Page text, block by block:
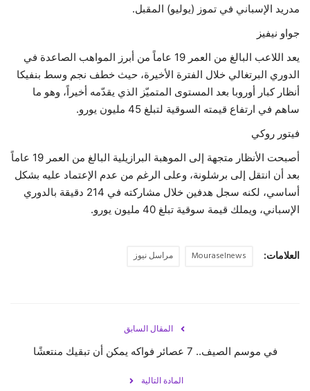
مدريد الإسباني في تموز (يوليو) المقبل.
جواو نيفيز
يعد اللاعب البالغ من العمر 19 عاماً من أبرز المواهب الصاعدة في
الدوري البرتغالي خلال الفترة الأخيرة، حيث خطف نجم وسط بنفيكا
أنظار كبار أوروبا بعد المستوى المتميّز الذي يقدّمه أخيراً، وهو ما
ساهم في ارتفاع قيمته السوقية لتبلغ 45 مليون يورو.
فيتور روكي
أصبحت الأنظار متجهة إلى الموهبة البرازيلية البالغ من العمر 19 عاماً
بعد أن انتقل إلى برشلونة، وعلى الرغم من عدم الإعتماد عليه بشكل
أساسي، لكنه سجل هدفين خلال مشاركته في 214 دقيقة بالدوري
الإسباني، ويملك قيمة سوقية تبلغ 40 مليون يورو.
العلامات: Mouraselnews مراسل نيوز
المقال السابق
في موسم الصيف.. 7 عصائر فواكه يمكن أن تبقيك منتعشًا
المادة التالية